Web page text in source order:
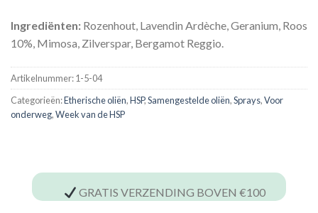
Ingrediënten: Rozenhout, Lavendin Ardèche, Geranium, Roos
10%, Mimosa, Zilverspar, Bergamot Reggio.
Artikelnummer:1-5-04
Categorieën:Etherische oliën,HSP,Samengestelde oliën,Sprays,Voor
onderweg,Week van de HSP
GRATIS VERZENDING BOVEN €100